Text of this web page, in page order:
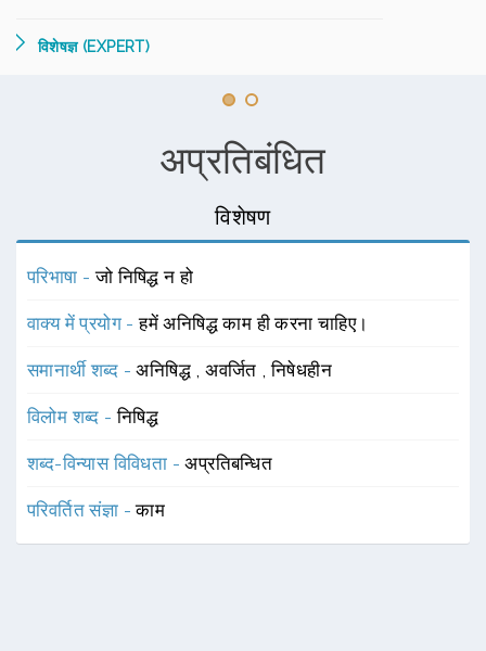
विशेषज्ञ (EXPERT)
अप्रतिबंधित
विशेषण
परिभाषा -जो निषिद्ध न हो
वाक्य में प्रयोग -हमें अनिषिद्ध काम ही करना चाहिए।
समानार्थी शब्द -अनिषिद्ध ,अवर्जित ,निषेधहीन
विलोम शब्द -निषिद्ध
शब्द-विन्यास विविधता -अप्रतिबन्धित
परिवर्तित संज्ञा -काम